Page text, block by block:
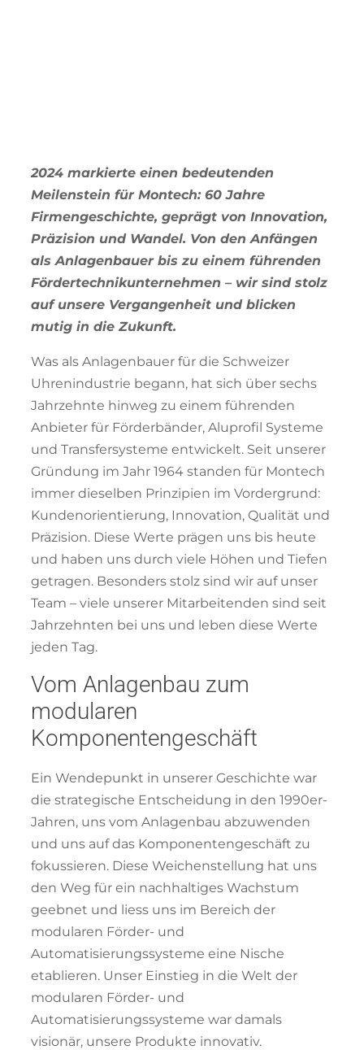
2024 markierte einen bedeutenden
Meilenstein für Montech: 60 Jahre
Firmengeschichte, geprägt von Innovation,
Präzision und Wandel. Von den Anfängen
als Anlagenbauer bis zu einem führenden
Fördertechnikunternehmen – wir sind stolz
auf unsere Vergangenheit und blicken
mutig in die Zukunft.
Was als Anlagenbauer für die Schweizer
Uhrenindustrie begann, hat sich über sechs
Jahrzehnte hinweg zu einem führenden
Anbieter für Förderbänder, Aluprofil Systeme
und Transfersysteme entwickelt. Seit unserer
Gründung im Jahr 1964 standen für Montech
immer dieselben Prinzipien im Vordergrund:
Kundenorientierung, Innovation, Qualität und
Präzision. Diese Werte prägen uns bis heute
und haben uns durch viele Höhen und Tiefen
getragen. Besonders stolz sind wir auf unser
Team – viele unserer Mitarbeitenden sind seit
Jahrzehnten bei uns und leben diese Werte
jeden Tag.
Vom Anlagenbau zum
modularen
Komponentengeschäft
Ein Wendepunkt in unserer Geschichte war
die strategische Entscheidung in den 1990er-
Jahren, uns vom Anlagenbau abzuwenden
und uns auf das Komponentengeschäft zu
fokussieren. Diese Weichenstellung hat uns
den Weg für ein nachhaltiges Wachstum
geebnet und liess uns im Bereich der
modularen Förder- und
Automatisierungssysteme eine Nische
etablieren. Unser Einstieg in die Welt der
modularen Förder- und
Automatisierungssysteme war damals
visionär, unsere Produkte innovativ.